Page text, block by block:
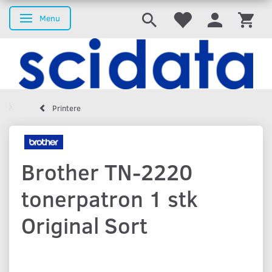
Skifte navigation
Menu
Printere
Brother TN-2220
tonerpatron 1 stk
Original Sort